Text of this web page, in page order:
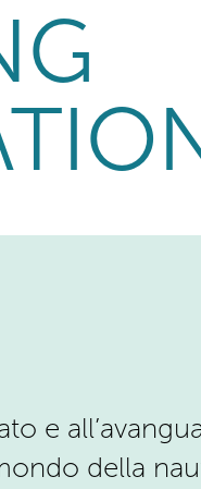
e
della